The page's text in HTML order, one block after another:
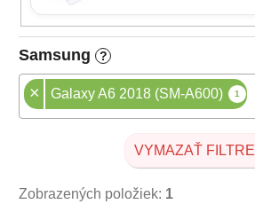
Samsung ?
× Galaxy A6 2018 (SM-A600) 1
VYMAZAŤ FILTRE
Zobrazených položiek: 1